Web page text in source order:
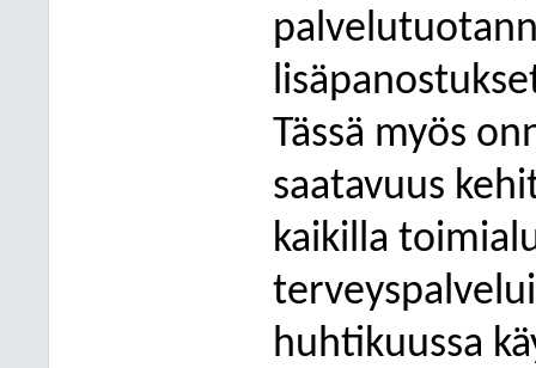
Tässä myös
saatavuus
kaikilla
huhtikuussa